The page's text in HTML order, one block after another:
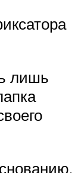
лишь